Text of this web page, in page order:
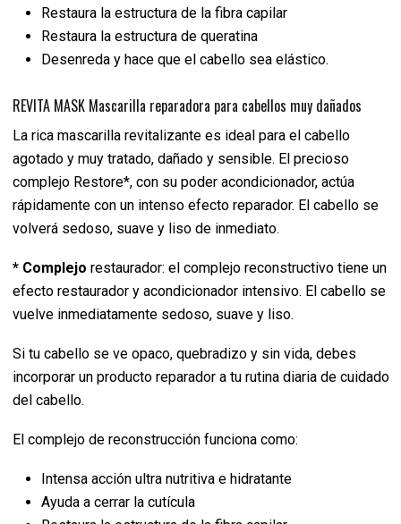
Restaura la estructura de la fibra capilar
Restaura la estructura de queratina
Desenreda y hace que el cabello sea elástico.
REVITA MASK Mascarilla reparadora para cabellos muy dañados
La rica mascarilla revitalizante es ideal para el cabello
agotado y muy tratado, dañado y sensible. El precioso
complejo Restore*, con su poder acondicionador, actúa
rápidamente con un intenso efecto reparador. El cabello se
volverá sedoso, suave y liso de inmediato.
* Complejo restaurador: el complejo reconstructivo tiene un
efecto restaurador y acondicionador intensivo. El cabello se
vuelve inmediatamente sedoso, suave y liso.
Si tu cabello se ve opaco, quebradizo y sin vida, debes
incorporar un producto reparador a tu rutina diaria de cuidado
del cabello.
El complejo de reconstrucción funciona como:
Intensa acción ultra nutritiva e hidratante
Ayuda a cerrar la cutícula